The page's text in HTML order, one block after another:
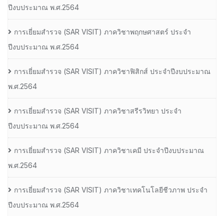
ปีงบประมาณ พ.ศ.2564
การเยี่ยมสํารวจ (SAR VISIT) ภาควิชาพฤกษศาสตร์ ประจํา
ปีงบประมาณ พ.ศ.2564
การเยี่ยมสํารวจ (SAR VISIT) ภาควิชาฟิสิกส์ ประจําปีงบประมาณ
พ.ศ.2564
การเยี่ยมสํารวจ (SAR VISIT) ภาควิชาสรีรวิทยา ประจํา
ปีงบประมาณ พ.ศ.2564
การเยี่ยมสํารวจ (SAR VISIT) ภาควิชาเคมี ประจําปีงบประมาณ
พ.ศ.2564
การเยี่ยมสํารวจ (SAR VISIT) ภาควิชาเทคโนโลยีชีวภาพ ประจํา
ปีงบประมาณ พ.ศ.2564